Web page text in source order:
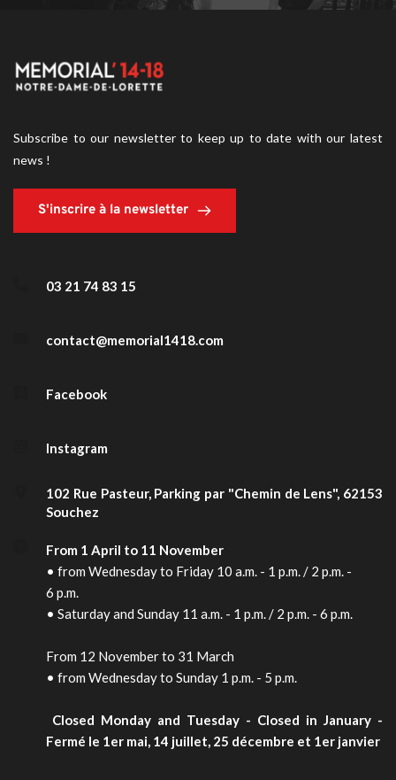
Subscribe to our newsletter to keep up to date with our latest
news !
S'inscrire à la newsletter
03 21 74 83 15
contact@memorial1418.com
Facebook
Instagram
102 Rue Pasteur, Parking par "Chemin de Lens", 62153
Souchez
From 1 April to 11 November
• from Wednesday to Friday 10 a.m. - 1 p.m. / 2 p.m. -
6 p.m.
• Saturday and Sunday 11 a.m. - 1 p.m. / 2 p.m. - 6 p.m.
From 12 November to 31 March
• from Wednesday to Sunday 1 p.m. - 5 p.m.
Fermé le 1er mai, 14 juillet, 25 décembre et 1er janvier